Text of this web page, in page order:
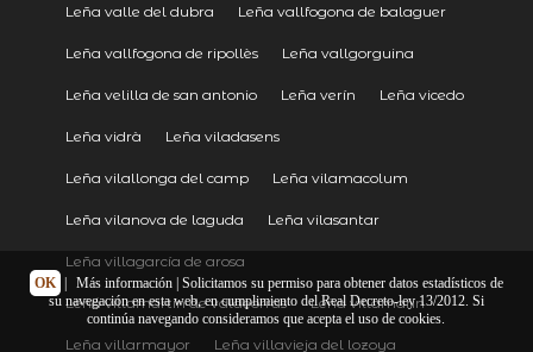
Leña valle del dubra Leña vallfogona de balaguer
Leña vallfogona de ripollès Leña vallgorguina
Leña velilla de san antonio Leña verín Leña vicedo
Leña vidrà Leña viladasens
Leña vilallonga del camp Leña vilamacolum
Leña vilanova de laguda Leña vilasantar
Leña villagarcía de arosa
Leña villamartín de valdeorras Leña villamarín
Leña villarmayor Leña villavieja del lozoya
OK Más información| Solicitamos su permiso para obtener datos estadísticos de
su navegación en esta web, en cumplimiento del Real Decreto-ley 13/2012. Si
continúa navegando consideramos que acepta el uso de cookies.